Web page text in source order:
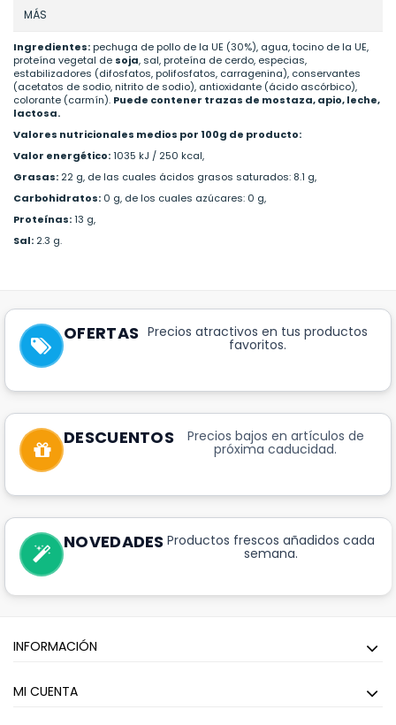
MÁS
Ingredientes: pechuga de pollo de la UE (30%), agua, tocino de la UE,
proteína vegetal de soja, sal, proteína de cerdo, especias,
estabilizadores (difosfatos, polifosfatos, carragenina), conservantes
(acetatos de sodio, nitrito de sodio), antioxidante (ácido ascórbico),
colorante (carmín). Puede contener trazas de mostaza, apio, leche,
lactosa.
Valores nutricionales medios por 100g de producto:
Valor energético:1035 kJ / 250 kcal,
Grasas: 22 g, de las cuales ácidos grasos saturados: 8.1 g,
Carbohidratos: 0 g, de los cuales azúcares: 0 g,
Proteínas:13 g,
Sal: 2.3 g.
OFERTAS Precios atractivos en tus productos
favoritos.
DESCUENTOS Precios bajos en artículos de
próxima caducidad.
NOVEDADES Productos frescos añadidos cada
semana.
INFORMACIÓN
MI CUENTA